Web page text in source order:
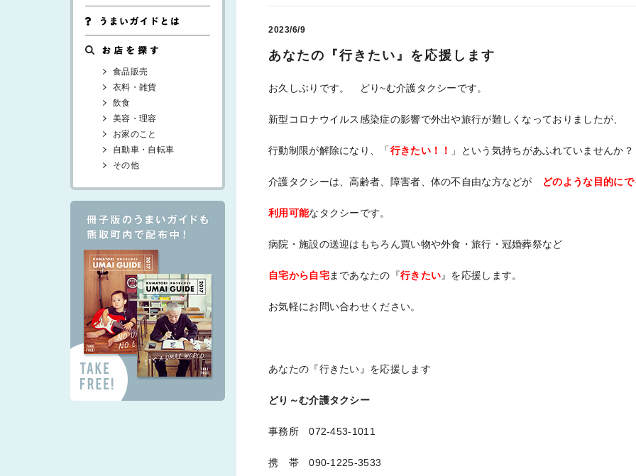
食品販売
衣料・雑貨
飲食
美容・理容
お家のこと
自動車・自転車
その他
2023/6/9
あなたの『行きたい』を応援します
お久しぶりです。 どり~む介護タクシーです。
新型コロナウイルス感染症の影響で外出や旅行が難しくなっておりましたが、
行動制限が解除になり、「行きたい！！ 」という気持ちがあふれていませんか？
介護タクシーは、高齢者、障害者、体の不自由な方などが どのような目的にで
利用可能なタクシーです。
病院・施設の送迎はもちろん買い物や外食・旅行・冠婚葬祭など
自宅から自宅まであなたの『行きたい』を応援します。
お気軽にお問い合わせください。
あなたの『行きたい』を応援します
どり～む介護タクシー
事務所 072-453-1011
携 帯 090-1225-3533